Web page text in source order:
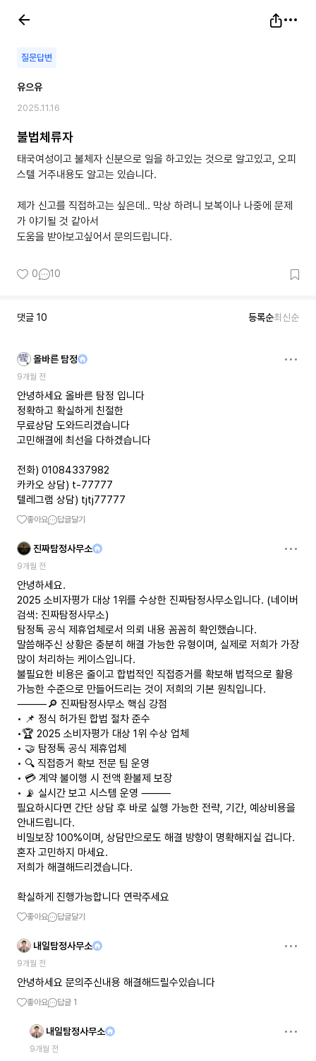
질문답변
유으유
2025.11.16
불법체류자
태국여성이고 불체자 신분으로 일을 하고있는 것으로 알고있고, 오피
스텔 거주내용도 알고는 있습니다.
제가 신고를 직접하고는 싶은데.. 막상 하려니 보복이나 나중에 문제
가 야기될 것 같아서
도움을 받아보고싶어서 문의드립니다.
0 10
댓글 10 등록순최신순
올바른 탐정
9개월 전
안녕하세요 올바른 탐정 입니다
정확하고 확실하게 친절한
무료상담 도와드리겠습니다
고민해결에 최선을 다하겠습니다
전화) 01084337982
카카오 상담) t-77777
텔레그램 상담) tjtj77777
좋아요 답글달기
진짜탐정사무소
9개월 전
안녕하세요.
2025 소비자평가 대상 1위를 수상한 진짜탐정사무소입니다. (네이버
검색: 진짜탐정사무소)
탐정톡 공식 제휴업체로서 의뢰 내용 꼼꼼히 확인했습니다.
말씀해주신 상황은 충분히 해결 가능한 유형이며, 실제로 저희가 가장
많이 처리하는 케이스입니다.
불필요한 비용은 줄이고 합법적인 직접증거를 확보해 법적으로 활용
가능한 수준으로 만들어드리는 것이 저희의 기본 원칙입니다.
⸻🔎 진짜탐정사무소 핵심 강점
• 📌 정식 허가된 합법 절차 준수
•🏆 2025 소비자평가 대상 1위 수상 업체
• 🤝 탐정톡 공식 제휴업체
• 🔍 직접증거 확보 전문 팀 운영
• 💳 계약 불이행 시 전액 환불제 보장
• 📡 실시간 보고 시스템 운영 ⸻
필요하시다면 간단 상담 후 바로 실행 가능한 전략, 기간, 예상비용을
안내드립니다.
비밀보장 100%이며, 상담만으로도 해결 방향이 명확해지실 겁니다.
혼자 고민하지 마세요.
저희가 해결해드리겠습니다.
확실하게 진행가능합니다 연락주세요
좋아요 답글달기
내일탐정사무소
9개월 전
안녕하세요 문의주신내용 해결해드릴수있습니다
좋아요 답글 1
내일탐정사무소
9개월 전